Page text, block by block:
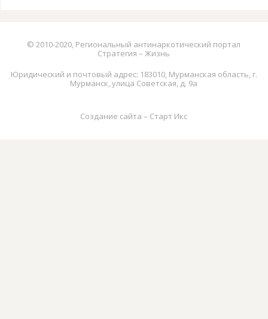
© 2010-2020, Региональный антинаркотический портал
Стратегия – Жизнь
Юридический и почтовый адрес: 183010, Мурманская область, г.
Мурманск, улица Советская, д. 9а
Создание сайта – Старт Икс